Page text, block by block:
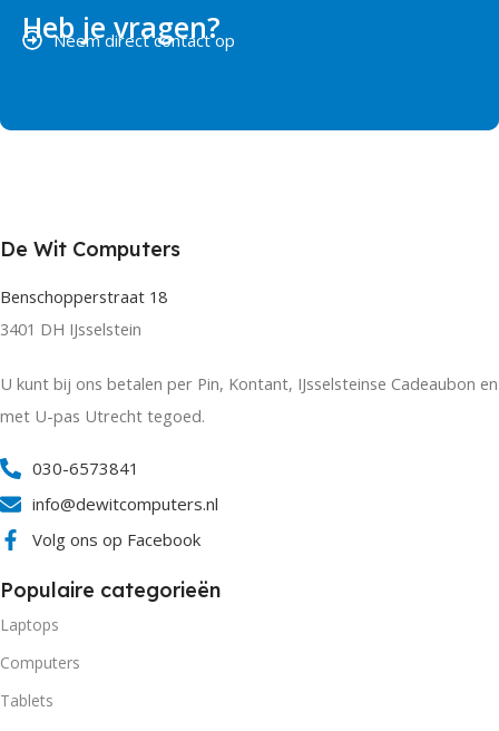
Heb je vragen?
Neem direct contact op
De Wit Computers
Benschopperstraat 18
3401 DH IJsselstein
U kunt bij ons betalen per Pin, Kontant, IJsselsteinse Cadeaubon en
met U-pas Utrecht tegoed.
030-6573841
info@dewitcomputers.nl
Volg ons op Facebook
Populaire categorieën
Laptops
Computers
Tablets